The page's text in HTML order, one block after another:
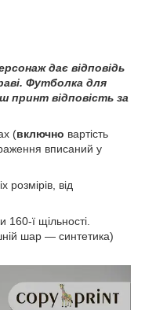
дає відповідь
Футболка для
відповість за
(включно вартість
вписаний у
розмірів, від
160-ї щільності.
шар — синтетика)